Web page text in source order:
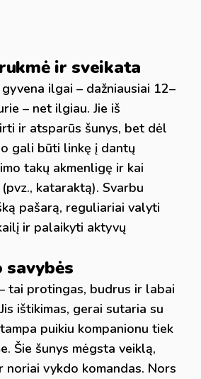
ir sveikata
ilgai – dažniausiai 12–
– net ilgiau. Jie iš
ir atsparūs šunys, bet dėl
gali būti linkę į dantų
takų akmenligę ir kai
kataraktą). Svarbu
pašarą, reguliariai valyti
ir palaikyti aktyvų
savybės
tai protingas, budrus ir labai
ištikimas, gerai sutaria su
puikiu kompanionu tiek
Šie šunys mėgsta veiklą,
noriai vykdo komandas. Nors